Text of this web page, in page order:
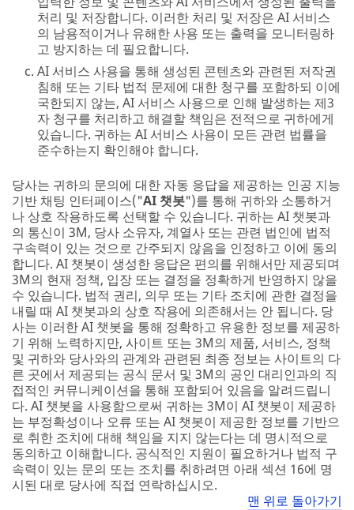
처리 및 저장합니다. 이러한 처리 및 저장은 AI 서비스
의 남용적이거나 유해한 사용 또는 출력을 모니터링하
고 방지하는 데 필요합니다.
AI 서비스 사용을 통해 생성된 콘텐츠와 관련된 저작권
침해 또는 기타 법적 문제에 대한 청구를 포함하되 이에
국한되지 않는, AI 서비스 사용으로 인해 발생하는 제3
자 청구를 처리하고 해결할 책임은 전적으로 귀하에게
있습니다. 귀하는 AI 서비스 사용이 모든 관련 법률을
준수하는지 확인해야 합니다.
당사는 귀하의 문의에 대한 자동 응답을 제공하는 인공 지능
기반 채팅 인터페이스("AI 챗봇")를 통해 귀하와 소통하거
나 상호 작용하도록 선택할 수 있습니다. 귀하는 AI 챗봇과
의 통신이 3M, 당사 소유자, 계열사 또는 관련 법인에 법적
구속력이 있는 것으로 간주되지 않음을 인정하고 이에 동의
합니다. AI 챗봇이 생성한 응답은 편의를 위해서만 제공되며
3M의 현재 정책, 입장 또는 결정을 정확하게 반영하지 않을
수 있습니다. 법적 권리, 의무 또는 기타 조치에 관한 결정을
내릴 때 AI 챗봇과의 상호 작용에 의존해서는 안 됩니다. 당
사는 이러한 AI 챗봇을 통해 정확하고 유용한 정보를 제공하
기 위해 노력하지만, 사이트 또는 3M의 제품, 서비스, 정책
및 귀하와 당사와의 관계와 관련된 최종 정보는 사이트의 다
른 곳에서 제공되는 공식 문서 및 3M의 공인 대리인과의 직
접적인 커뮤니케이션을 통해 포함되어 있음을 알려드립니
다. AI 챗봇을 사용함으로써 귀하는 3M이 AI 챗봇이 제공하
는 부정확성이나 오류 또는 AI 챗봇이 제공한 정보를 기반으
로 취한 조치에 대해 책임을 지지 않는다는 데 명시적으로
동의하고 이해합니다. 공식적인 지원이 필요하거나 법적 구
속력이 있는 문의 또는 조치를 취하려면 아래 섹션 16에 명
시된 대로 당사에 직접 연락하십시오.
맨 위로 돌아가기